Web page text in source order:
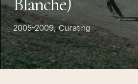
2005-2009,Curating